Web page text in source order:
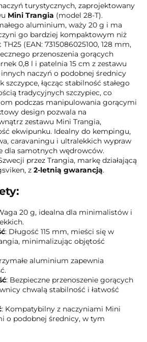
turystycznych, zaprojektowany
Mini Trangia (model 28-T).
aluminium, waży 20 g i ma
go bardziej kompaktowym niż
(EAN: 7315086025100, 128 mm,
przenoszenia gorących
0,8 l i patelnia 15 cm z zestawu
naczyń o podobnej średnicy
szczypce, łącząc stabilność stałego
tradycyjnych szczypiec, co
podczas manipulowania gorącymi
design pozwala na
zestawu Mini Trangia,
ekwipunku. Idealny do kempingu,
caravaningu i ultralekkich wypraw
dla samotnych wędrowców.
przez Trangia, markę działającą
z 2-letnią gwarancją.
20 g, idealna dla minimalistów i
: Długość 115 mm, mieści się w
minimalizując objętość
aluminium zapewnia
: Bezpieczne przenoszenie gorących
chwalą stabilność i łatwość
: Kompatybilny z naczyniami Mini
o podobnej średnicy, w tym